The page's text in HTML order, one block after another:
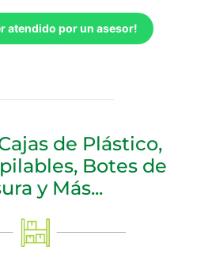
atendido por un asesor!
de Plástico,
Botes de
y Más...